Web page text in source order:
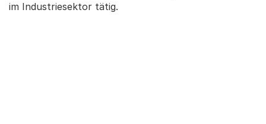
im Industriesektor tätig.